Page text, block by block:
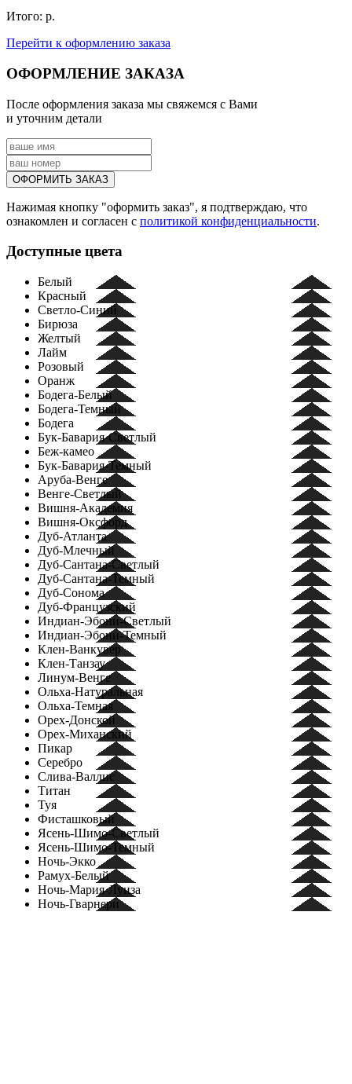
Итого: р.
Перейти к оформлению заказа
ОФОРМЛЕНИЕ ЗАКАЗА
После оформления заказа мы свяжемся с Вами
и уточним детали
Нажимая кнопку "оформить заказ", я подтверждаю, что
ознакомлен и согласен с политикой конфиденциальности.
Доступные цвета
Белый
Красный
Светло-Синий
Бирюза
Желтый
Лайм
Розовый
Оранж
Бодега-Белый
Бодега-Темный
Бодега
Бук-Бавария-Светлый
Беж-камео
Бук-Бавария-Темный
Аруба-Венге
Венге-Светлый
Вишня-Академия
Вишня-Оксфорд
Дуб-Атланта
Дуб-Млечный
Дуб-Сантана-Светлый
Дуб-Сантана-Темный
Дуб-Сонома
Дуб-Французский
Индиан-Эбони-Светлый
Индиан-Эбони-Темный
Клен-Ванкувер
Клен-Танзау
Линум-Венге
Ольха-Натуральная
Ольха-Темная
Орех-Донской
Орех-Миханский
Пикар
Серебро
Слива-Валлис
Титан
Туя
Фисташковый
Ясень-Шимо-Светлый
Ясень-Шимо-Темный
Ночь-Экко
Рамух-Белый
Ночь-Мария-Луиза
Ночь-Гварнери